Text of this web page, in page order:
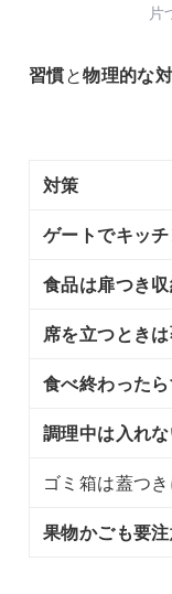
片
習慣と物理的な
対策
ゲートでキッ
食品は扉つき
席を立つときは
食べ終わった
調理中は入れ
ゴミ箱は蓋つ
果物かごも要